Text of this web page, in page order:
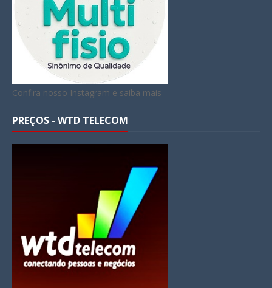
Confira nosso Instagram e saiba mais
PREÇOS - WTD TELECOM